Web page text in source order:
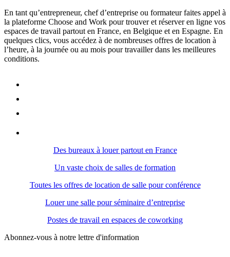
En tant qu’entrepreneur, chef d’entreprise ou formateur faites appel à
la plateforme Choose and Work pour trouver et réserver en ligne vos
espaces de travail partout en France, en Belgique et en Espagne. En
quelques clics, vous accédez à de nombreuses offres de location à
l’heure, à la journée ou au mois pour travailler dans les meilleures
conditions.
Des bureaux à louer partout en France
Un vaste choix de salles de formation
Toutes les offres de location de salle pour conférence
Louer une salle pour séminaire d’entreprise
Postes de travail en espaces de coworking
Abonnez-vous à notre lettre d'information